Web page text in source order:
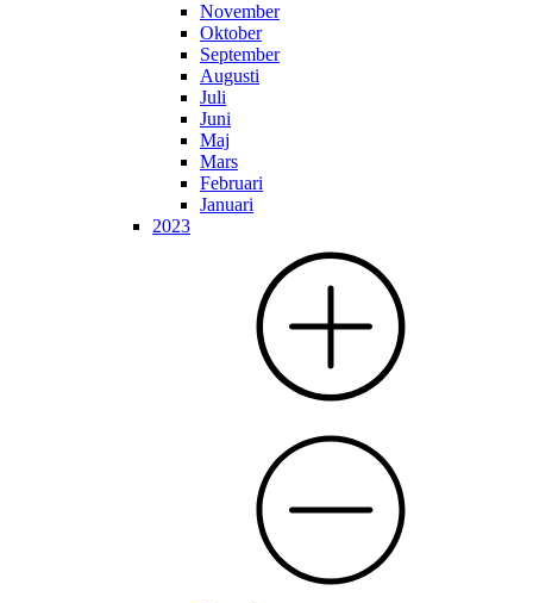
November
Oktober
September
Augusti
Juli
Juni
Maj
Mars
Februari
Januari
2023